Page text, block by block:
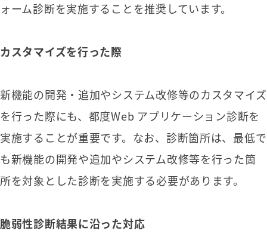
ォーム診断を実施することを推奨しています。
カスタマイズを行った際
新機能の開発・追加やシステム改修等のカスタマイズ
を行った際にも、都度Web アプリケーション診断を
実施することが重要です。なお、診断箇所は、最低で
も新機能の開発や追加やシステム改修等を行った箇
所を対象とした診断を実施する必要があります。
脆弱性診断結果に沿った対応